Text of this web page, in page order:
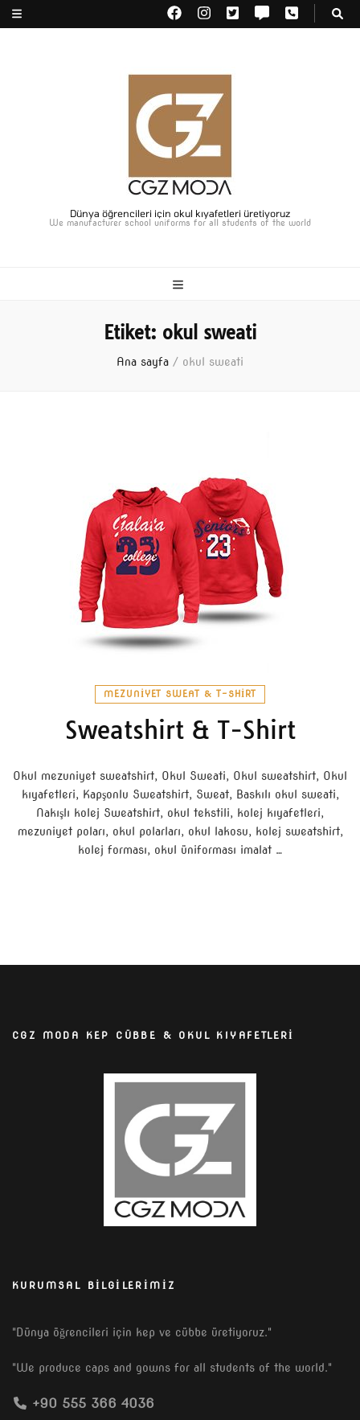
Dünya öğrencileri için okul kıyafetleri üretiyoruz
We manufacturer school uniforms for all students of the world
Etiket: okul sweati
Ana sayfa / okul sweati
MEZUNIYET SWEAT & T-SHIRT
Sweatshirt & T-Shirt
Okul mezuniyet sweatshirt, Okul Sweati, Okul sweatshirt, Okul
kıyafetleri, Kapşonlu Sweatshirt, Sweat, Baskılı okul sweati,
Nakışlı kolej Sweatshirt, okul tekstili, kolej kıyafetleri,
mezuniyet poları, okul polarları, okul lakosu, kolej sweatshirt,
kolej forması, okul üniforması imalat …
CGZ MODA KEP CÜBBE & OKUL KIYAFETLERİ
KURUMSAL BILGILERIMIZ
"Dünya öğrencileri için kep ve cübbe üretiyoruz."
"We produce caps and gowns for all students of the world."
+90 555 366 4036